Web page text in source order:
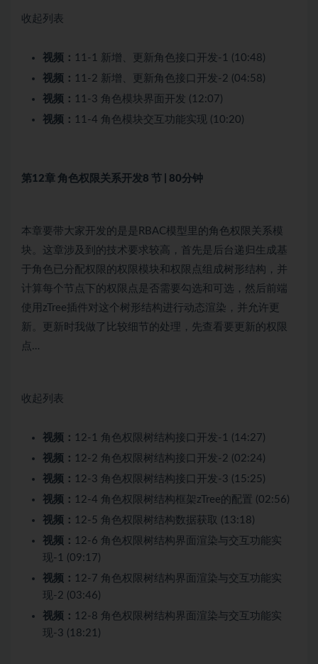
收起列表
视频： 11-1 新增、更新角色接口开发-1 (10:48)
视频： 11-2 新增、更新角色接口开发-2 (04:58)
视频： 11-3 角色模块界面开发 (12:07)
视频： 11-4 角色模块交互功能实现 (10:20)
第12章 角色权限关系开发8 节 | 80分钟
本章要带大家开发的是是RBAC模型里的角色权限关系模
块。这章涉及到的技术要求较高，首先是后台递归生成基
于角色已分配权限的权限模块和权限点组成树形结构，并
计算每个节点下的权限点是否需要勾选和可选，然后前端
使用zTree插件对这个树形结构进行动态渲染，并允许更
新。更新时我做了比较细节的处理，先查看要更新的权限
点…
收起列表
视频： 12-1 角色权限树结构接口开发-1 (14:27)
视频： 12-2 角色权限树结构接口开发-2 (02:24)
视频： 12-3 角色权限树结构接口开发-3 (15:25)
视频： 12-4 角色权限树结构框架zTree的配置 (02:56)
视频： 12-5 角色权限树结构数据获取 (13:18)
视频： 12-6 角色权限树结构界面渲染与交互功能实
现-1 (09:17)
视频： 12-7 角色权限树结构界面渲染与交互功能实
现-2 (03:46)
视频： 12-8 角色权限树结构界面渲染与交互功能实
现-3 (18:21)